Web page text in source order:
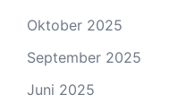
Oktober 2025
September 2025
Juni 2025